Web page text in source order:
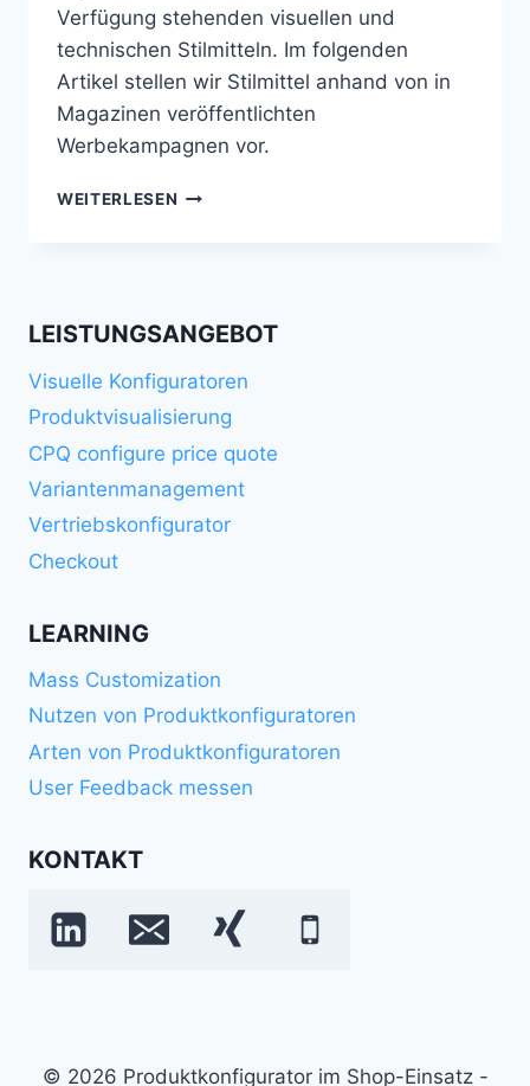
Verfügung stehenden visuellen und
technischen Stilmitteln. Im folgenden
Artikel stellen wir Stilmittel anhand von in
Magazinen veröffentlichten
Werbekampagnen vor.
WEITERLESEN STILMITTEL
LEISTUNGSANGEBOT
Visuelle Konfiguratoren
Produktvisualisierung
CPQ configure price quote
Variantenmanagement
Vertriebskonfigurator
Checkout
LEARNING
Mass Customization
Nutzen von Produktkonfiguratoren
Arten von Produktkonfiguratoren
User Feedback messen
KONTAKT
© 2026 Produktkonfigurator im Shop-Einsatz -